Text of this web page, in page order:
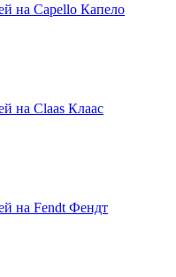
на Capello Капело
на Claas Клаас
на Fendt Фендт